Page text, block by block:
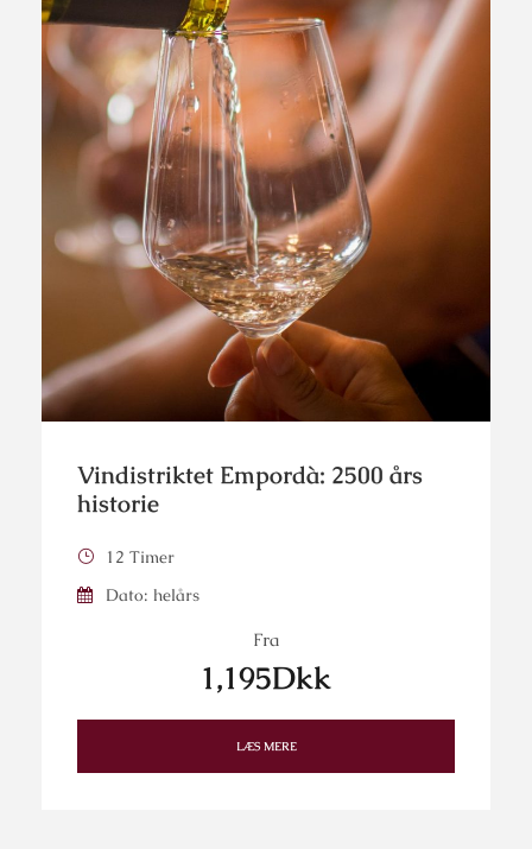
Vindistriktet Empordà: 2500 års
historie
12 Timer
Dato: helårs
Fra
1,195Dkk
LÆS MERE